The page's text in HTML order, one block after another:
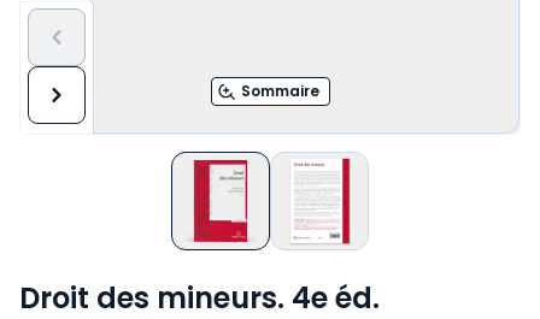
Sommaire
Droit des mineurs. 4e éd.